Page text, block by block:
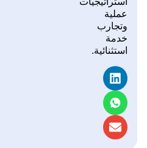
عملية
وتجارب
خدمة
استثنائية.